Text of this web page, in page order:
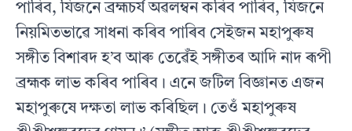
পাৰিব, যিজনে ব্ৰহ্মচৰ্য অৱলম্বন কৰিব পাৰিব, যিজনে
নিয়মিতভাৱে সাধনা কৰিব পাৰিব সেইজন মহাপুৰুষ
সঙ্গীত বিশাৰদ হ’ব আৰু তেৱেঁই সঙ্গীতৰ আদি নাদ ৰূপী
ব্ৰহ্মক লাভ কৰিব পাৰিব। এনে জটিল বিজ্ঞানত এজন
মহাপুৰুষে দক্ষতা লাভ কৰিছিল। তেওঁ মহাপুৰুষ